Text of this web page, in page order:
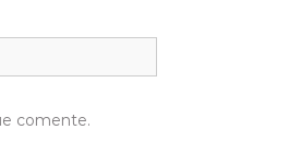
comente.